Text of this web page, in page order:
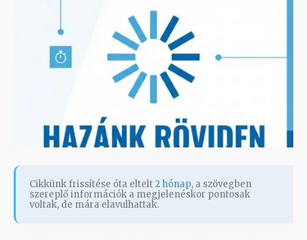
Cikkünk frissítése óta eltelt2 hónap, a szövegben
szereplő információk a megjelenéskor pontosak
voltak, de mára elavulhattak.